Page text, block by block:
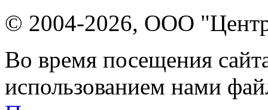
© 2004-2026, ООО "Центр
Во время посещения
использованием нами